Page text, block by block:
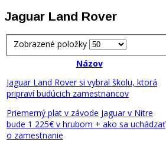
Jaguar Land Rover
Zobrazené položky
Názov
Jaguar Land Rover si vybral školu, ktorá
pripraví budúcich zamestnancov
Priemerný plat v závode Jaguar v Nitre
bude 1 225€ v hrubom + ako sa uchádzať
o zamestnanie